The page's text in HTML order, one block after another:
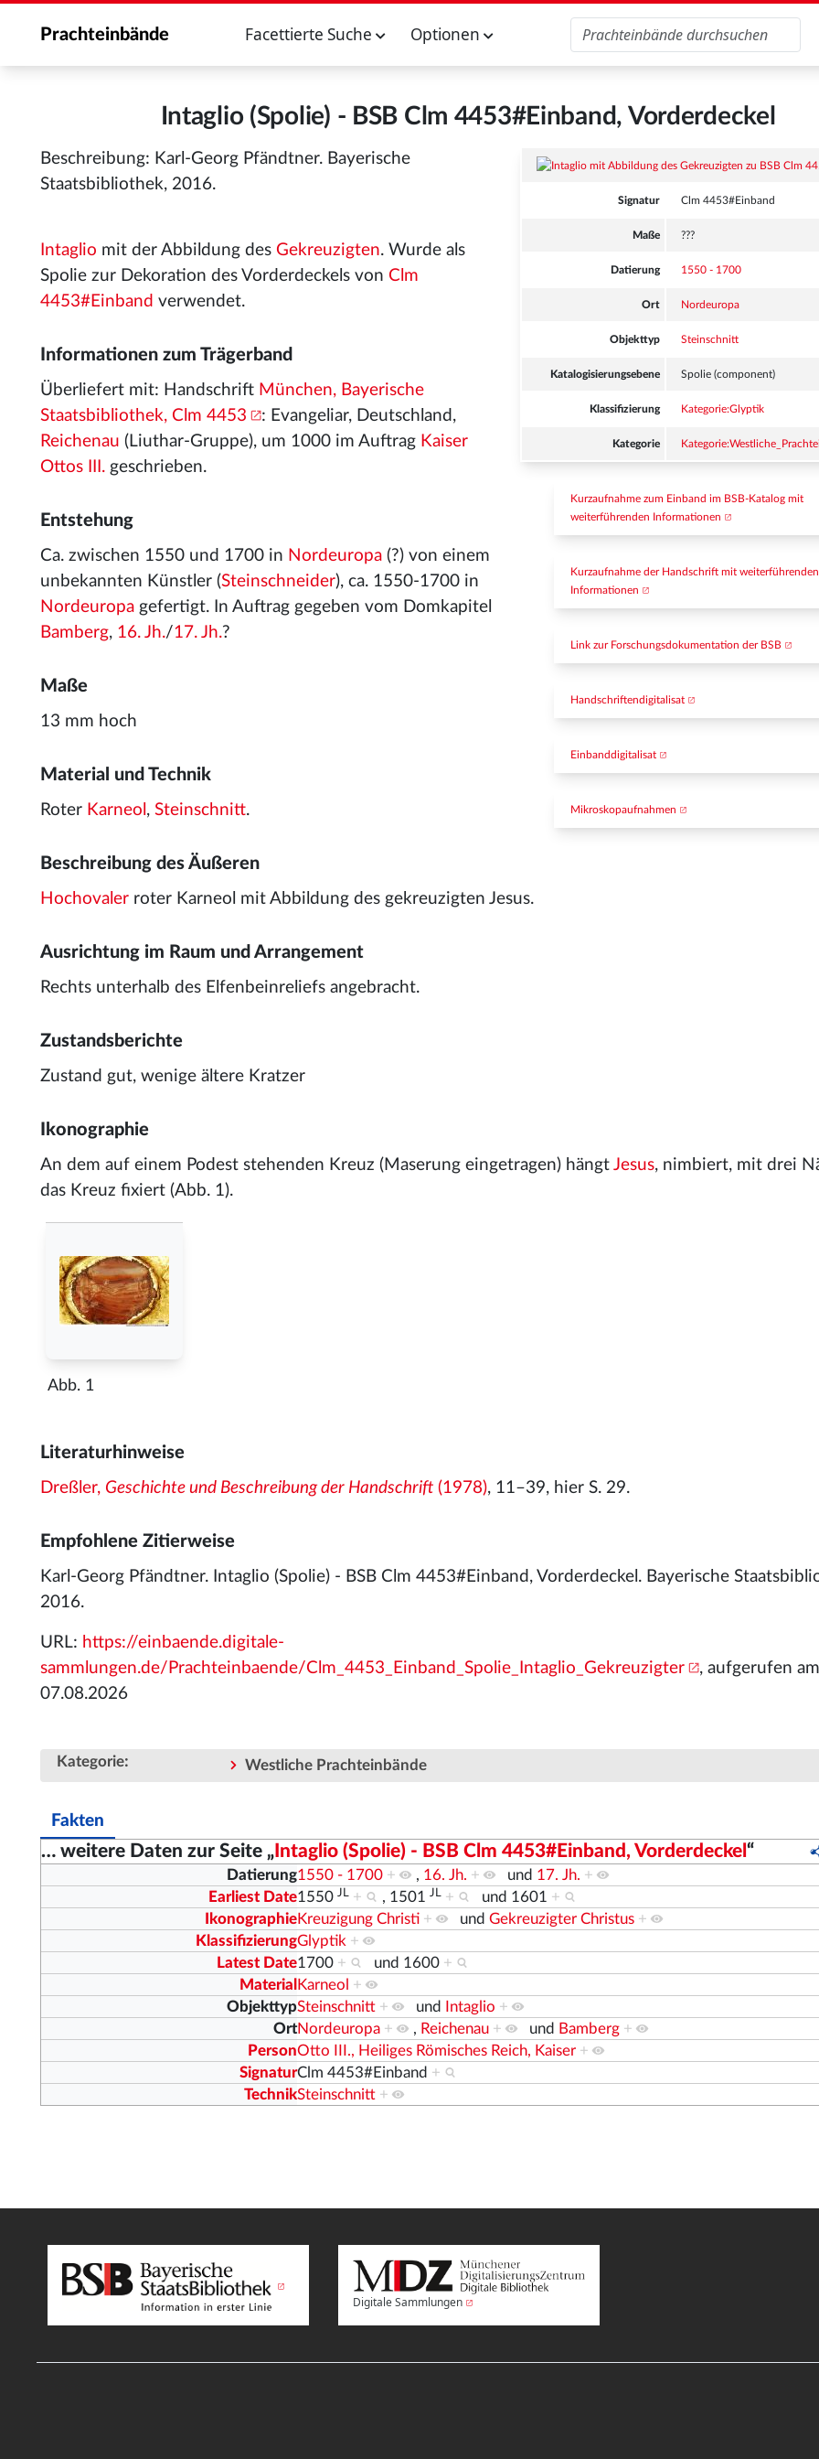
Prachteinbände Facettierte Suche Optionen
Intaglio (Spolie) - BSB Clm 4453#Einband, Vorderdeckel
Signatur Clm 4453#Einband
Maße ???
Datierung 1550 - 1700
Ort Nordeuropa
Objekttyp Steinschnitt
Katalogisierungsebene Spolie (component)
Klassifizierung Kategorie:Glyptik
Kategorie
Kurzaufnahme zum Einband im BSB-Katalog mit
weiterführenden Informationen
Kurzaufnahme der Handschrift mit weiterführenden
Informationen
Link zur Forschungsdokumentation der BSB
Handschriftendigitalisat
Einbanddigitalisat
Mikroskopaufnahmen
Beschreibung: Karl-Georg Pfändtner. Bayerische
Staatsbibliothek, 2016.
Intaglio mit der Abbildung des Gekreuzigten. Wurde als
Spolie zur Dekoration des Vorderdeckels von Clm
4453#Einband verwendet.
Informationen zum Trägerband
Überliefert mit: Handschrift München, Bayerische
Staatsbibliothek, Clm 4453
: Evangeliar, Deutschland,
Reichenau (Liuthar-Gruppe), um 1000 im Auftrag Kaiser
Ottos III. geschrieben.
Entstehung
Ca. zwischen 1550 und 1700 in Nordeuropa (?) von einem
unbekannten Künstler (Steinschneider), ca. 1550-1700 in
Nordeuropa gefertigt. In Auftrag gegeben vom Domkapitel
Bamberg, 16. Jh./17. Jh.?
Maße
13 mm hoch
Material und Technik
Roter Karneol , Steinschnitt.
Beschreibung des Äußeren
Hochovaler roter Karneol mit Abbildung des gekreuzigten Jesus.
Ausrichtung im Raum und Arrangement
Rechts unterhalb des Elfenbeinreliefs angebracht.
Zustandsberichte
Zustand gut, wenige ältere Kratzer
Ikonographie
An dem auf einem Podest stehenden Kreuz (Maserung eingetragen) hängt Jesus, nimbiert, mit drei
das Kreuz fixiert (Abb. 1).
Abb. 1
Literaturhinweise
Dreßler, Geschichte und Beschreibung der Handschrift (1978), 11–39, hier S. 29.
Empfohlene Zitierweise
Karl-Georg Pfändtner. Intaglio (Spolie) - BSB Clm 4453#Einband, Vorderdeckel. Bayerische
2016.
URL: https://einbaende.digitale-
sammlungen.de/Prachteinbaende/Clm_4453_Einband_Spolie_Intaglio_Gekreuzigter
, aufgerufen am
07.08.2026
Kategorie: Westliche Prachteinbände
Fakten
… weitere Daten zur Seite „ Intaglio (Spolie) - BSB Clm 4453#Einband, Vorderdeckel “
Datierung1550 - 1700 + , 16. Jh. + und 17. Jh. +
Earliest Date1550JL + , 1501JL + und 1601 +
IkonographieKreuzigung Christi + undGekreuzigter Christus +
KlassifizierungGlyptik +
Latest Date1700 + und 1600 +
Material Karneol +
ObjekttypSteinschnitt + und Intaglio +
OrtNordeuropa + , Reichenau + und Bamberg +
PersonOtto III., Heiliges Römisches Reich, Kaiser +
SignaturClm 4453#Einband +
TechnikSteinschnitt +
Digitale Sammlungen